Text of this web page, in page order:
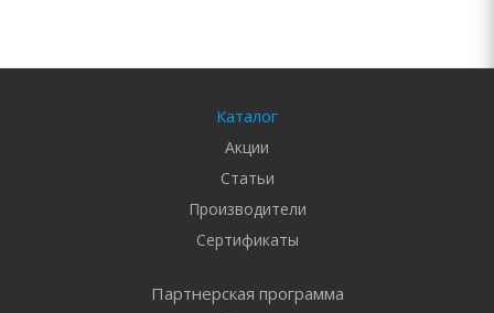
Каталог
Акции
Статьи
Производители
Сертификаты
Партнерская программа